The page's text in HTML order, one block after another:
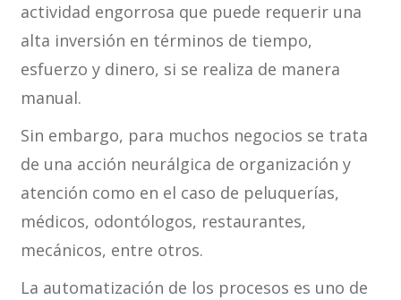
actividad engorrosa que puede requerir una
alta inversión en términos de tiempo,
esfuerzo y dinero, si se realiza de manera
manual.
Sin embargo, para muchos negocios se trata
de una acción neurálgica de organización y
atención como en el caso de peluquerías,
médicos, odontólogos, restaurantes,
mecánicos, entre otros.
La automatización de los procesos es uno de